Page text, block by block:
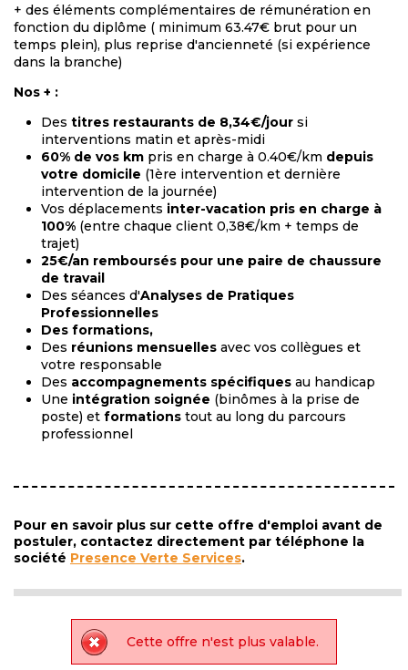
+ des éléments complémentaires de rémunération en
fonction du diplôme ( minimum 63.47€ brut pour un
temps plein), plus reprise d'ancienneté (si expérience
dans la branche)
Nos + :
Des titres restaurants de 8,34€/jour si
interventions matin et après-midi
60% de vos km pris en charge à 0.40€/km depuis
votre domicile (1ère intervention et dernière
intervention de la journée)
Vos déplacements inter-vacation pris en charge à
100% (entre chaque client 0,38€/km + temps de
trajet)
25€/an remboursés pour une paire de chaussure
de travail
Des séances d'Analyses de Pratiques
Professionnelles
Des formations,
Des réunions mensuelles avec vos collègues et
votre responsable
Des accompagnements spécifiques au handicap
Une intégration soignée (binômes à la prise de
poste) et formations tout au long du parcours
professionnel
Pour en savoir plus sur cette offre d'emploi avant de
postuler, contactez directement par téléphone la
société Presence Verte Services.
Cette offre n'est plus valable.